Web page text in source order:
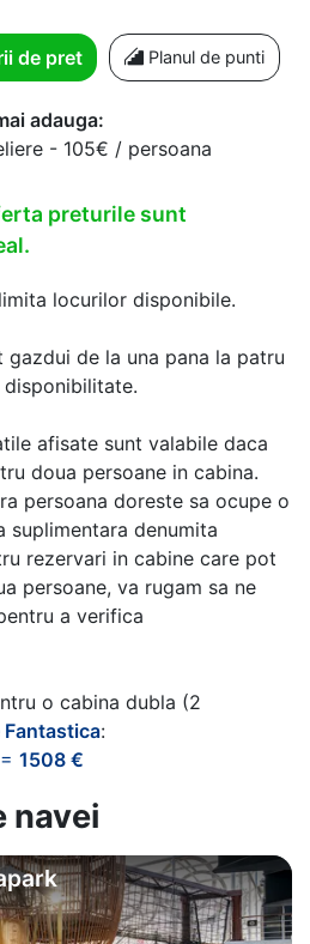
de pret Planul de punti
adauga:
- 105€ / persoana
preturile sunt
locurilor disponibile.
gazdui de la una pana la patru
afisate sunt valabile daca
doua persoane in cabina.
persoana doreste sa ocupe o
suplimentara denumita
rezervari in cabine care pot
persoane, va rugam sa ne
a verifica
o cabina dubla (2
Fantastica:
1508 €
navei